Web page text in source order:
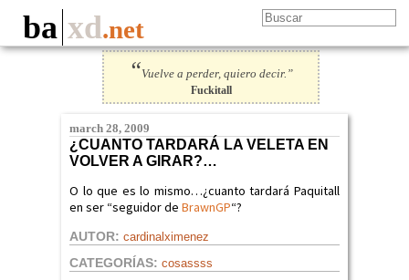
ba xd.net
“Vuelve a perder, quiero decir.”
Fuckitall
march 28, 2009
¿CUANTO TARDARÁ LA VELETA EN
VOLVER A GIRAR?…
O lo que es lo mismo…¿cuanto tardará Paquitall
en ser “seguidor deBrawnGP“?
AUTOR: cardinalximenez
CATEGORÍAS: cosassss